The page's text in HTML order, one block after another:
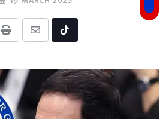
Print
Share
Email
Tiktok